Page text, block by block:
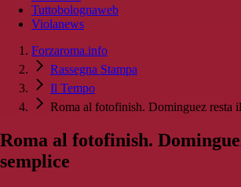
Tuttobolognaweb
Violanews
Forzaroma.info
Rassegna Stampa
Il Tempo
Roma al fotofinish. Dominguez resta
Roma al fotofinish.
semplice